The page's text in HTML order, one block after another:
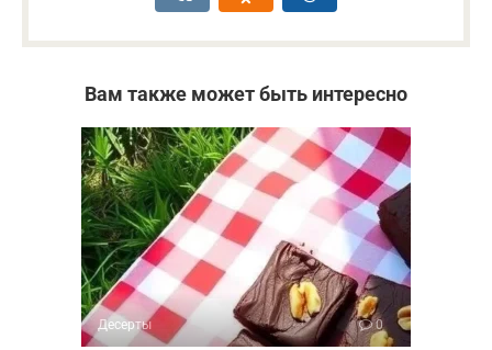
Вам также может быть интересно
Десерты 0